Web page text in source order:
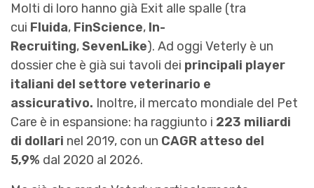
Molti di loro hanno già Exit alle spalle (tra
cui Fluida, FinScience, In-
Recruiting,SevenLike). Ad oggi Veterly è un
dossier che è già sui tavoli dei principali player
italiani del settore veterinario e
assicurativo. Inoltre, il mercato mondiale del Pet
Care è in espansione: ha raggiunto i 223 miliardi
di dollari nel 2019, con un CAGR atteso del
5,9% dal 2020 al 2026.